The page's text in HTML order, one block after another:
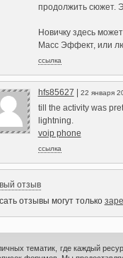
продолжить сюжет.
Новичку здесь
Масс Эффект, или
ссылка
hfs85627 22 января
till the activity was
lightning.
voip phone
ссылка
отзыв
отзывы могут только
тематик, где каждый